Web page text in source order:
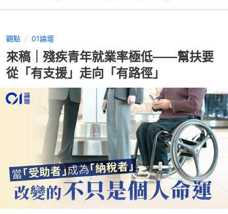
觀點 01論壇
來稿｜殘疾青年就業率極低——幫扶要
從「有支援」走向「有路徑」